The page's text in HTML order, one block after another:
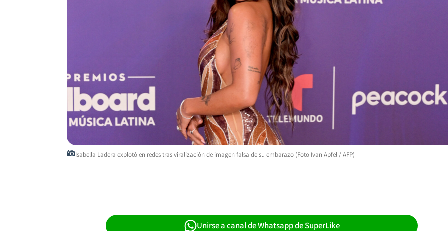
Isabella Ladera explotó en redes tras viralización de imagen falsa de su embarazo (Foto Ivan Apfel / AFP)
Unirse a canal de Whatsapp de SuperLike